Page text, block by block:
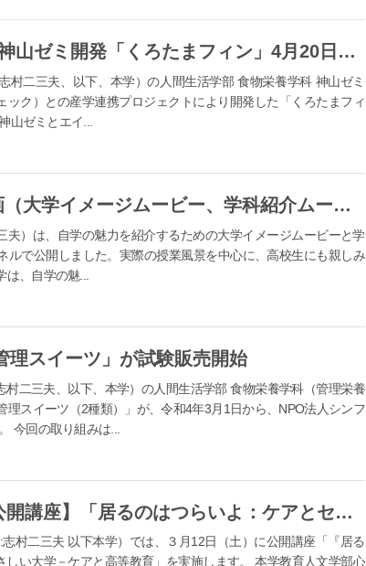
十文字学園女子大学 食物栄養学科 神山ゼミ開発「くろたまフィン」4月20日より販売、学生がおやつ系とおかず系の2種考案
二三夫、以下、本学）の人間生活学部 食物栄養学科 神山ゼミ
ク）との産学連携プロジェクトにより開発した「くろたまフィ
山ゼミとエイ...
十文字学園女子大学が大学紹介動画（大学イメージムービー、学科紹介ムービー）を公開
）は、自学の魅力を紹介するための大学イメージムービーと学
ルで公開しました。実際の授業風景を中心に、高校生にも親しみ
、自学の魅...
理スイーツ」が試験販売開始
二三夫、以下、本学）の人間生活学部 食物栄養学科（管理栄養
スイーツ（2種類）」が、令和4年3月1日から、NPO法人シンフ
今回の取り組みは...
【第19回大佛次郎論壇賞受賞記念公開講座】「居るのはつらいよ：ケアとセラピーについての覚書」～やさしい大学―ケアと高等教育～ を開講
村二三夫 以下本学）では、３月12日（土）に公開講座「『居る
い大学－ケアと高等教育」を実施します。 本学教育人文学部心